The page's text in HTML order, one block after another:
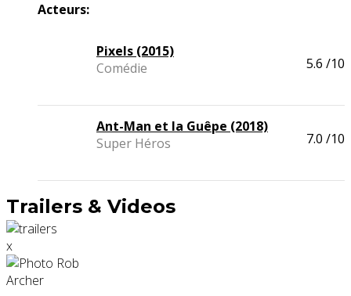
Acteurs:
Pixels (2015)
Comédie
5.6 /10
Ant-Man et la Guêpe (2018)
Super Héros
7.0 /10
Trailers & Videos
x